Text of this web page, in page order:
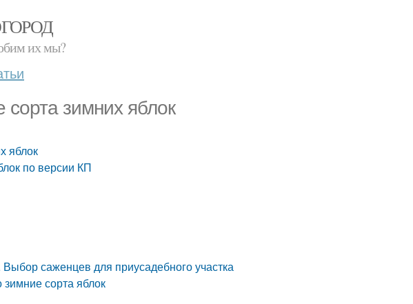
их мы?
зимних яблок
яблок
по версии КП
саженцев для приусадебного участка
сорта яблок